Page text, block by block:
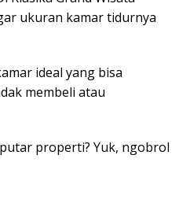
ukuran kamar tidurnya
ideal yang bisa
membeli atau
properti? Yuk, ngobrol